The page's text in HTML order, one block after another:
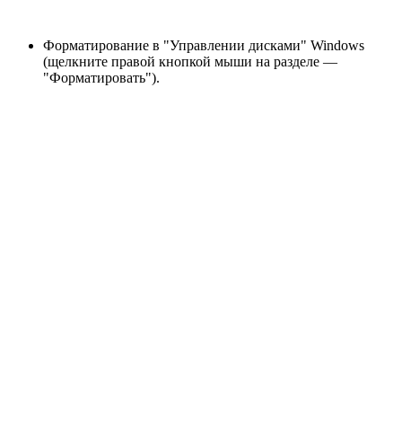
Форматирование в "Управлении дисками" Windows
(щелкните правой кнопкой мыши на разделе —
"Форматировать").